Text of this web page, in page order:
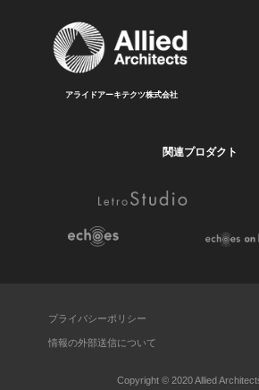
アライドアーキテクツ株式会社
関連プロダクト
プライバシーポリシー
情報の外部送信について
Copyright © 2020 Allied